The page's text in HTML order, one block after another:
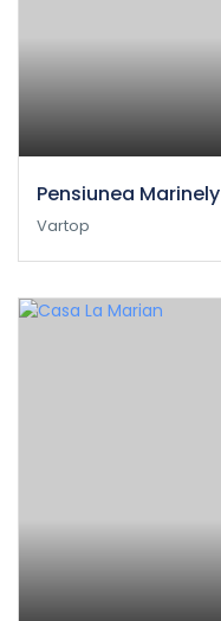
Pensiunea Marinely
Vartop